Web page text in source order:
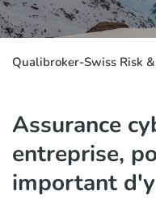
Qualibroker-Swiss Risk
Assurance
entreprise,
important